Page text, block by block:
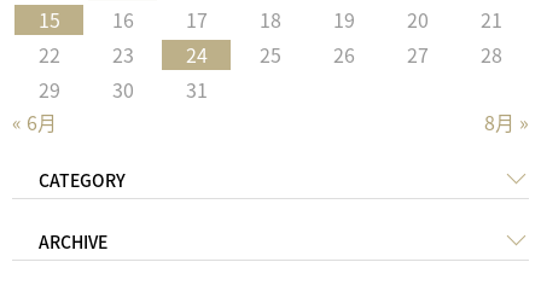
« 6月 8月 »
15
16 17 18 19 20
21
22
23 24 25 26 27
28
29
30 31
CATEGORY
ARCHIVE